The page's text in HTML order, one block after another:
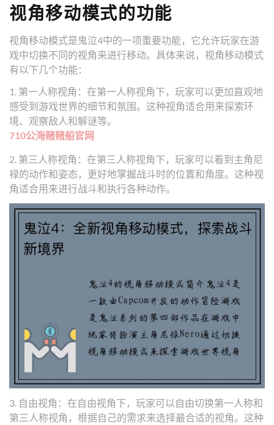
视角移动模式的功能
视角移动模式是鬼泣4中的一项重要功能，它允许玩家在游
戏中切换不同的视角来进行移动。具体来说，视角移动模式
有以下几个功能：
1. 第一人称视角：在第一人称视角下，玩家可以更加直观地
感受到游戏世界的细节和氛围。这种视角适合用来探索环
境、观察敌人和解谜等。
710公海赌赌船官网
2. 第三人称视角：在第三人称视角下，玩家可以看到主角尼
禄的动作和姿态，更好地掌握战斗时的位置和角度。这种视
角适合用来进行战斗和执行各种动作。
3. 自由视角：在自由视角下，玩家可以自由切换第一人称和
第三人称视角，根据自己的需求来选择最合适的视角。这种